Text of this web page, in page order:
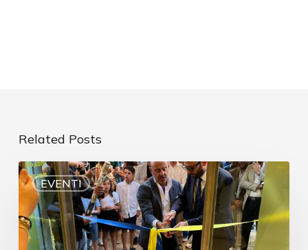
Related Posts
EVENTI